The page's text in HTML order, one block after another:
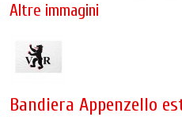
Altre immagini
Bandiera Appenzello